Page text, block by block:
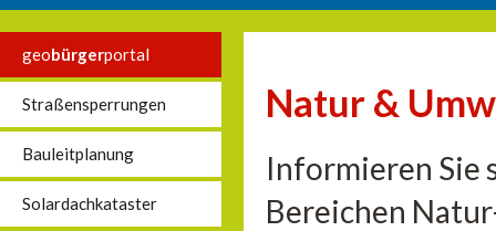
geobürgerportal
Straßensperrungen
Bauleitplanung
Solardachkataster
Natur &
Informieren Sie
Bereichen